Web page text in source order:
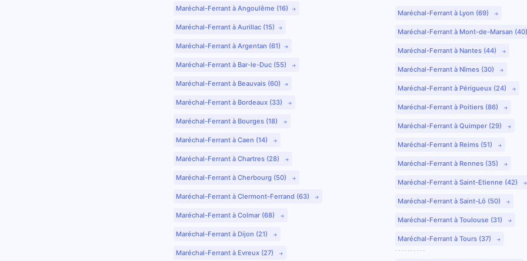
Maréchal-Ferrant à Angoulême (16)
Maréchal-Ferrant à Aurillac (15)
Maréchal-Ferrant à Argentan (61)
Maréchal-Ferrant à Bar-le-Duc (55)
Maréchal-Ferrant à Beauvais (60)
Maréchal-Ferrant à Bordeaux (33)
Maréchal-Ferrant à Bourges (18)
Maréchal-Ferrant à Caen (14)
Maréchal-Ferrant à Chartres (28)
Maréchal-Ferrant à Cherbourg (50)
Maréchal-Ferrant à Clermont-Ferrand (63)
Maréchal-Ferrant à Colmar (68)
Maréchal-Ferrant à Dijon (21)
Maréchal-Ferrant à Evreux (27)
Maréchal-Ferrant à Lyon (69)
Maréchal-Ferrant à Mont-de-Marsan
Maréchal-Ferrant à Nantes (44)
Maréchal-Ferrant à Nîmes (30)
Maréchal-Ferrant à Périgueux (24)
Maréchal-Ferrant à Poitiers (86)
Maréchal-Ferrant à Quimper (29)
Maréchal-Ferrant à Reims (51)
Maréchal-Ferrant à Rennes (35)
Maréchal-Ferrant à Saint-Etienne (42)
Maréchal-Ferrant à Saint-Lô (50)
Maréchal-Ferrant à Toulouse (31)
Maréchal-Ferrant à Tours (37)